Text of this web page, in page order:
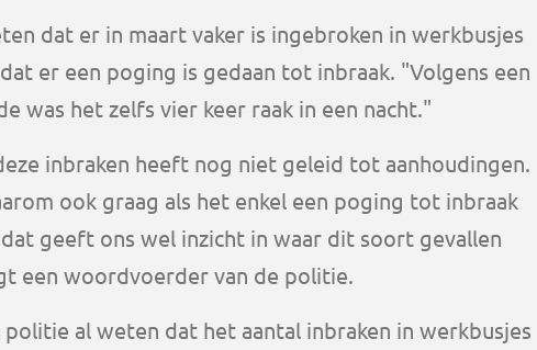
dat er in maart vaker is ingebroken in werkbusjes
er een poging is gedaan tot inbraak. "Volgens een
was het zelfs vier keer raak in een nacht."
inbraken heeft nog niet geleid tot aanhoudingen.
ook graag als het enkel een poging tot inbraak
geeft ons wel inzicht in waar dit soort gevallen
een woordvoerder van de politie.
al weten dat het aantal inbraken in werkbusjes